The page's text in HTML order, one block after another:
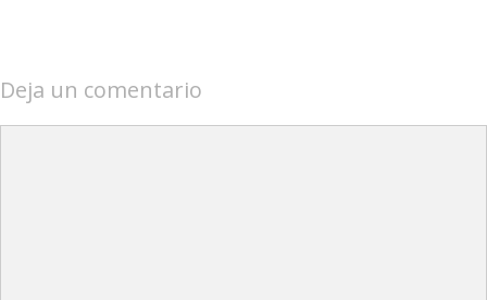
Deja un comentario